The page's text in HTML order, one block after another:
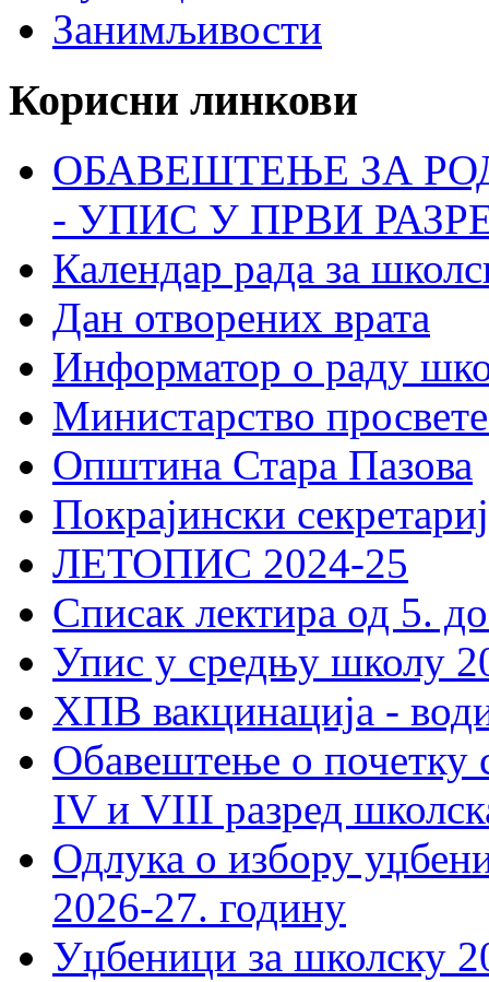
Занимљивости
Корисни линкови
ОБАВЕШТЕЊЕ ЗА
- УПИС У ПРВИ
Календар рада за
Дан отворених врата
Информатор о раду
Министарство
Општина Стара Пазова
Покрајински
ЛЕТОПИС 2024-25
Списак лектира од 5.
Упис у средњу школу
ХПВ вакцинација -
Обавештење о почетку
IV и VIII разред
Одлука о избору
2026-27. годину
Уџбеници за школску